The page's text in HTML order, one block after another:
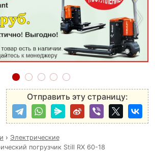
›
Отправить эту страницу:
› Электрические
погрузчик Still RX 60-18